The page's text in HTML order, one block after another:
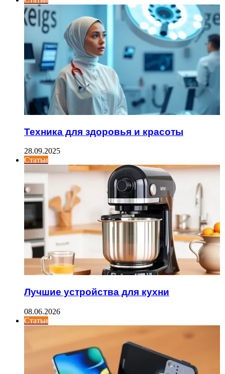
Техника для здоровья и красоты
28.09.2025
Статьи
Лучшие устройства для кухни
08.06.2026
Статьи